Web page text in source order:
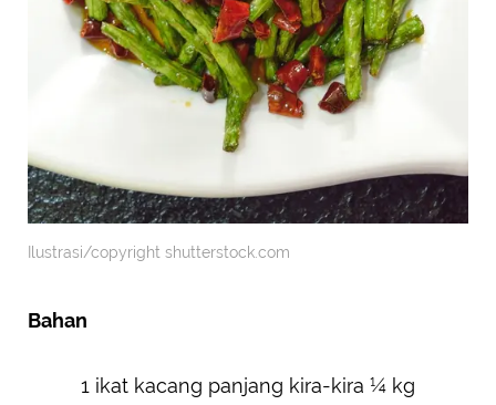
Ilustrasi/copyright shutterstock.com
Bahan
1 ikat kacang panjang kira-kira ¼ kg